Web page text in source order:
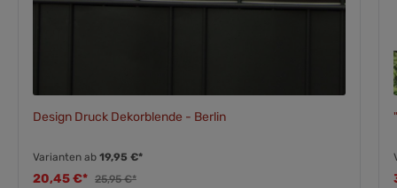
Design Druck Dekorblende - Berlin
Varianten ab19,95 €*
20,45 €* 25,95 €*